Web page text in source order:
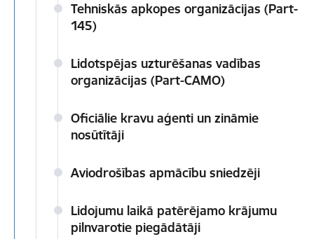
Tehniskās apkopes organizācijas (Part-
145)
Lidotspējas uzturēšanas vadības
organizācijas (Part-CAMO)
Oficiālie kravu aģenti un zināmie
nosūtītāji
Aviodrošības apmācību sniedzēji
Lidojumu laikā patērējamo krājumu
pilnvarotie piegādātāji